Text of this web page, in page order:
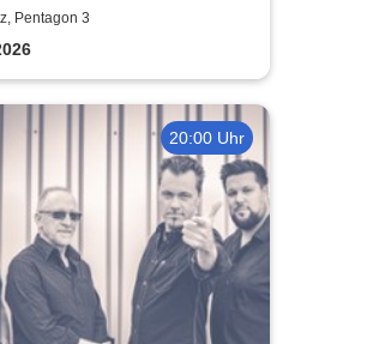
lieben gefährlich
Pentagon 3
20:00 Uhr